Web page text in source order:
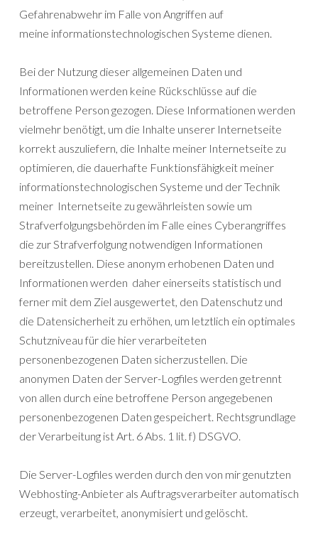
Gefahrenabwehr im Falle von Angriffen auf
meine informationstechnologischen Systeme dienen.
Bei der Nutzung dieser allgemeinen Daten und
Informationen werden keine Rückschlüsse auf die
betroffene Person gezogen. Diese Informationen werden
vielmehr benötigt, um die Inhalte unserer Internetseite
korrekt auszuliefern, die Inhalte meiner Internetseite zu
optimieren, die dauerhafte Funktionsfähigkeit meiner
informationstechnologischen Systeme und der Technik
meiner Internetseite zu gewährleisten sowie um
Strafverfolgungsbehörden im Falle eines Cyberangriffes
die zur Strafverfolgung notwendigen Informationen
bereitzustellen. Diese anonym erhobenen Daten und
Informationen werden daher einerseits statistisch und
ferner mit dem Ziel ausgewertet, den Datenschutz und
die Datensicherheit zu erhöhen, um letztlich ein optimales
Schutzniveau für die hier verarbeiteten
personenbezogenen Daten sicherzustellen. Die
anonymen Daten der Server-Logfiles werden getrennt
von allen durch eine betroffene Person angegebenen
personenbezogenen Daten gespeichert. Rechtsgrundlage
der Verarbeitung ist Art. 6 Abs. 1 lit. f) DSGVO.
Die Server-Logfiles werden durch den von mir genutzten
Webhosting-Anbieter als Auftragsverarbeiter automatisch
erzeugt, verarbeitet, anonymisiert und gelöscht.